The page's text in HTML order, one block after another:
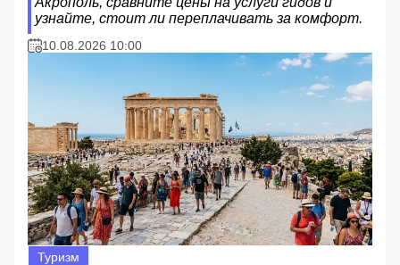
узнайте, стоит ли переплачивать за комфорт.
10.08.2026 10:00
Туризм